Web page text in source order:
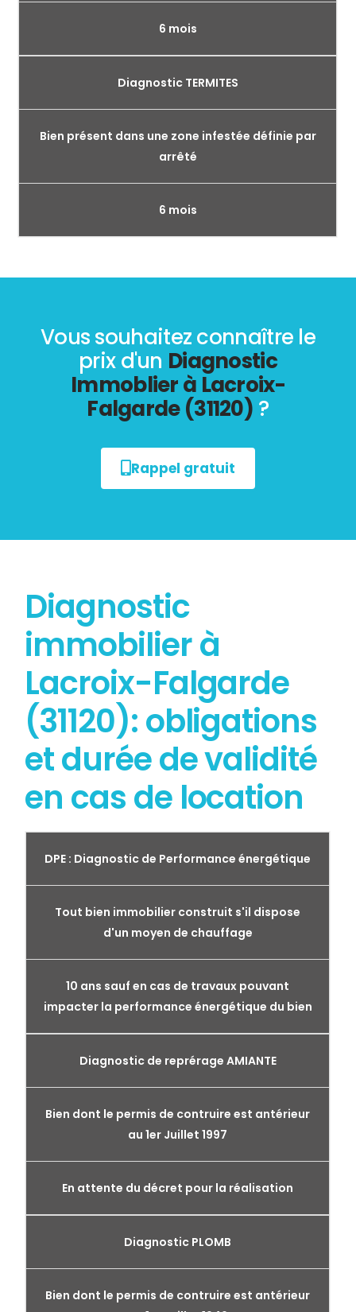
6 mois
Diagnostic TERMITES
Bien présent dans une zone infestée définie par
arrêté
6 mois
Vous souhaitez connaître le
prix d'un Diagnostic
Immoblier à Lacroix-
Falgarde (31120) ?
Rappel gratuit
Diagnostic
immobilier à
Lacroix-Falgarde
(31120): obligations
et durée de validité
en cas de location
DPE : Diagnostic de Performance énergétique
Tout bien immobilier construit s'il dispose
d'un moyen de chauffage
10 ans sauf en cas de travaux pouvant
impacter la performance énergétique du bien
Diagnostic de reprérage AMIANTE
Bien dont le permis de contruire est antérieur
au 1er Juillet 1997
En attente du décret pour la réalisation
Diagnostic PLOMB
Bien dont le permis de contruire est antérieur